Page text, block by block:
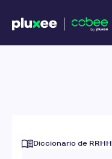
Diccionario de RRHH